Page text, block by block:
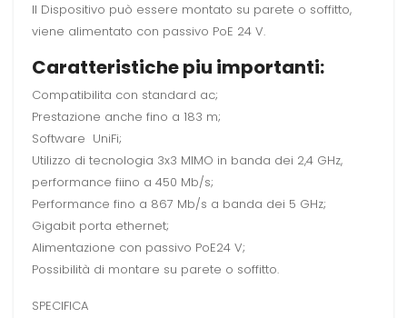
Il Dispositivo può essere montato su parete o soffitto,
viene alimentato con passivo PoE 24 V.
Caratteristiche piu importanti:
Compatibilita con standard ac;
Prestazione anche fino a 183 m;
Software UniFi;
Utilizzo di tecnologia 3x3 MIMO in banda dei 2,4 GHz,
performance fiino a 450 Mb/s;
Performance fino a 867 Mb/s a banda dei 5 GHz;
Gigabit porta ethernet;
Alimentazione con passivo PoE24 V;
Possibilità di montare su parete o soffitto.
SPECIFICA